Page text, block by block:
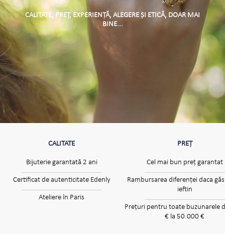
CALITATE, PREȚ, EXPERIENȚĂ, ALEGERE ȘI ETICĂ, DOAR MAI
BINE...
CALITATE
Bijuterie garantată 2 ani
Certificat de autenticitate Edenly
Ateliere în Paris
PREȚ
Cel mai bun preț garantat
Rambursarea diferenței daca
ieftin
Prețuri pentru toate buzunarele
€ la 50.000 €